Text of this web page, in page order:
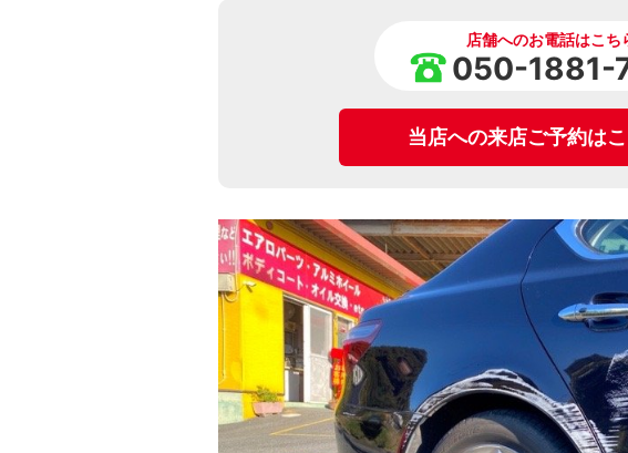
店舗へのお電話はこち
050-1881-
当店への来店ご予約は